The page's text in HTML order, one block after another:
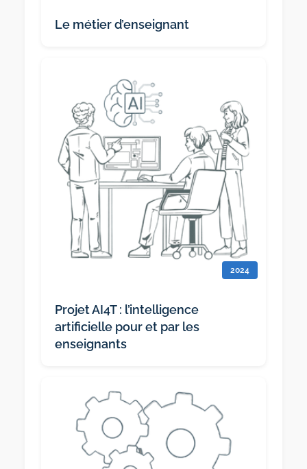
Le métier d’enseignant
2024
Projet AI4T : l’intelligence
artificielle pour et par les
enseignants